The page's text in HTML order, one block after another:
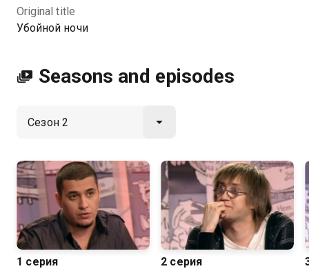
You can watch 2 season of the series Убойной ночи
online for free in good HD quality on Kazakhtelecom.
Original title
Убойной ночи
Seasons and episodes
1 серия 2 серия